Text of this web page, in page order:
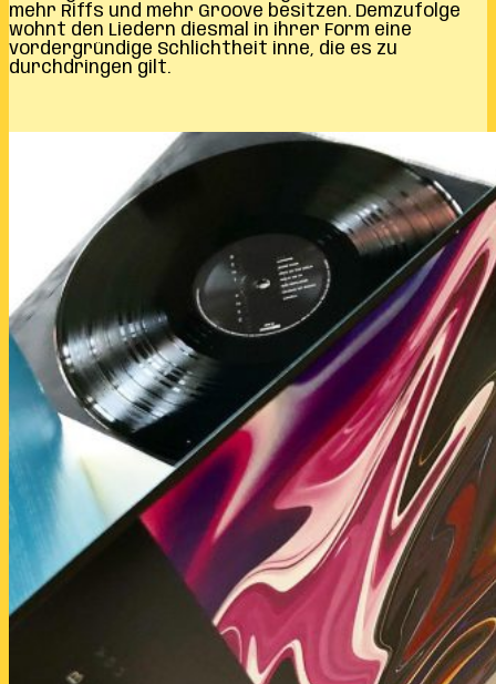
mehr Riffs und mehr Groove besitzen. Demzufolge
wohnt den Liedern diesmal in ihrer Form eine
vordergründige Schlichtheit inne, die es zu
durchdringen gilt.